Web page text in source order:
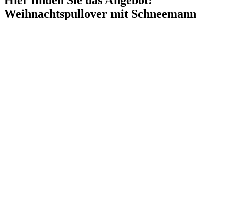
Weihnachtspullover mit Schneemann